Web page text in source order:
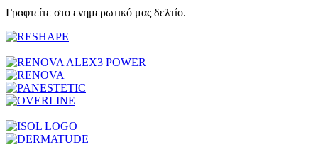
Γραφτείτε στο ενημερωτικό μας δελτίο.